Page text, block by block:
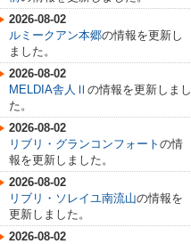
2026-08-02
ルミークアン本郷の情報を更新し
ました。
2026-08-02
MELDIA舎人Ⅱ の情報を更新しまし
た。
2026-08-02
リブリ・グランコンフォート の情
報を更新しました。
2026-08-02
リブリ・ソレイユ南流山の情報を
更新しました。
2026-08-02